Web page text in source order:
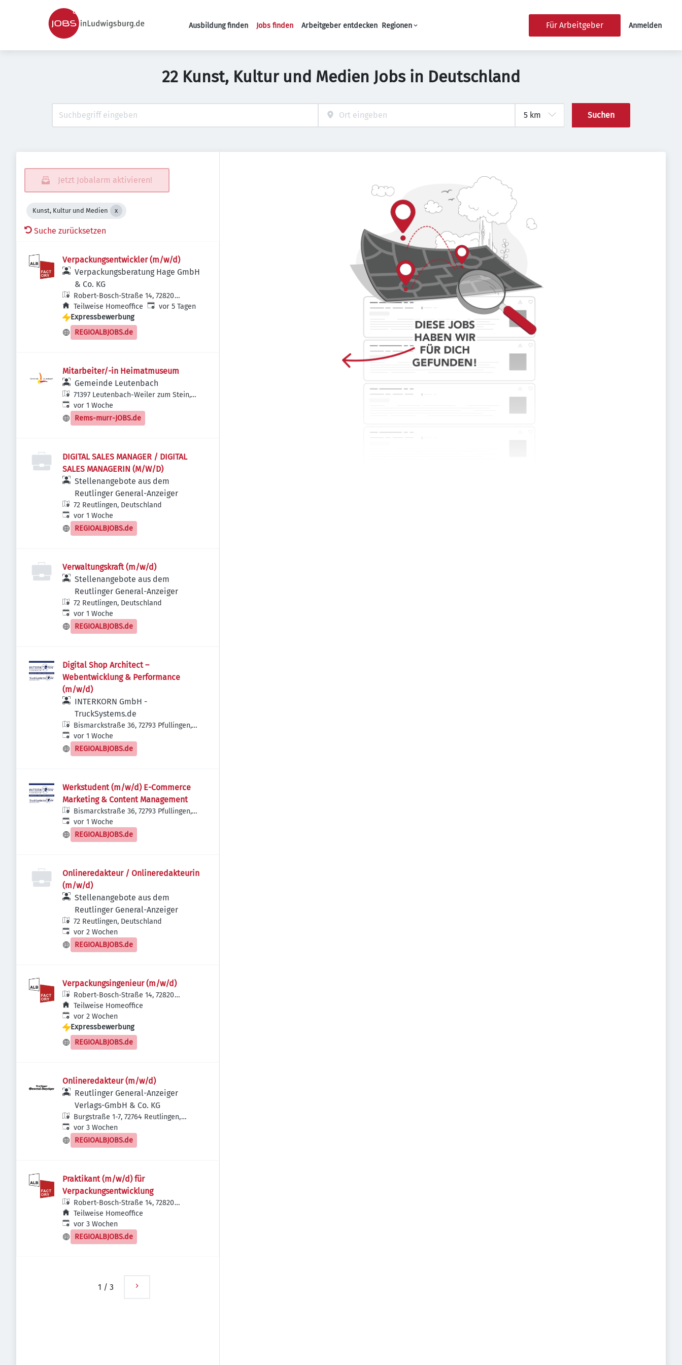
Haupt-Navigation
Ausbildung finden Jobs finden Arbeitgeber entdecken Regionen Für Arbeitgeber Anmelden
22 Kunst, Kultur und Medien Jobs in Deutschland
Suchen
Jetzt Jobalarm aktivieren!
Kunst, Kultur und Medien
Suche zurücksetzen
Verpackungsentwickler (m/w/d)
Verpackungsberatung Hage GmbH
& Co. KG
Robert-Bosch-Straße 14, 72820
Sonnenbühl, Deutschland
Teilweise Homeoffice Veröffentlicht:
vor 5 Tagen
Expressbewerbung
REGIOALBJOBS.de
Mitarbeiter/-in Heimatmuseum
Gemeinde Leutenbach
71397 Leutenbach-Weiler zum Stein,
Deutschland
Veröffentlicht:
vor 1 Woche
Rems-murr-JOBS.de
DIGITAL SALES MANAGER / DIGITAL
SALES MANAGERIN (M/W/D)
Stellenangebote aus dem
Reutlinger General-Anzeiger
72 Reutlingen, Deutschland
Veröffentlicht:
vor 1 Woche
REGIOALBJOBS.de
Verwaltungskraft (m/w/d)
Stellenangebote aus dem
Reutlinger General-Anzeiger
72 Reutlingen, Deutschland
Veröffentlicht:
vor 1 Woche
REGIOALBJOBS.de
Digital Shop Architect –
Webentwicklung & Performance
(m/w/d)
INTERKORN GmbH -
TruckSystems.de
Bismarckstraße 36, 72793 Pfullingen,
Deutschland
Veröffentlicht:
vor 1 Woche
REGIOALBJOBS.de
Werkstudent (m/w/d) E-Commerce
Marketing & Content Management
Bismarckstraße 36, 72793 Pfullingen,
Deutschland
Veröffentlicht:
vor 1 Woche
REGIOALBJOBS.de
Onlineredakteur / Onlineredakteurin
(m/w/d)
Stellenangebote aus dem
Reutlinger General-Anzeiger
72 Reutlingen, Deutschland
Veröffentlicht:
vor 2 Wochen
REGIOALBJOBS.de
Verpackungsingenieur (m/w/d)
Robert-Bosch-Straße 14, 72820
Sonnenbühl, Deutschland
Teilweise Homeoffice
Veröffentlicht:
vor 2 Wochen
Expressbewerbung
REGIOALBJOBS.de
Onlineredakteur (m/w/d)
Reutlinger General-Anzeiger
Verlags-GmbH & Co. KG
Burgstraße 1-7, 72764 Reutlingen,
Deutschland
Veröffentlicht:
vor 3 Wochen
REGIOALBJOBS.de
Praktikant (m/w/d) für
Verpackungsentwicklung
Robert-Bosch-Straße 14, 72820
Sonnenbühl, Deutschland
Teilweise Homeoffice
Veröffentlicht:
vor 3 Wochen
REGIOALBJOBS.de
1 / 3